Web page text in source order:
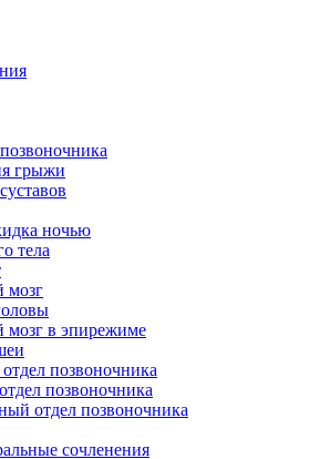
грыжи
ночью
тела
мозг
мозг в эпирежиме
позвоночника
позвоночника
отдел позвоночника
сочленения